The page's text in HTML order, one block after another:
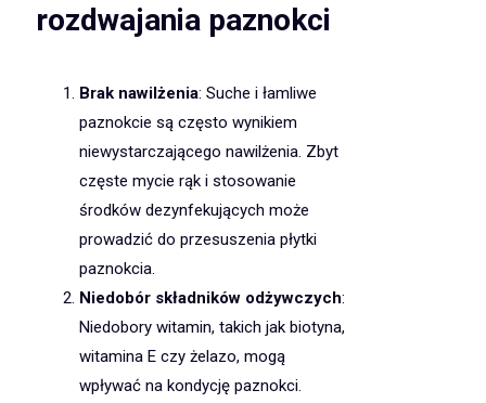
rozdwajania paznokci
Brak nawilżenia: Suche i łamliwe
paznokcie są często wynikiem
niewystarczającego nawilżenia. Zbyt
częste mycie rąk i stosowanie
środków dezynfekujących może
prowadzić do przesuszenia płytki
paznokcia.
Niedobór składników odżywczych:
Niedobory witamin, takich jak biotyna,
witamina E czy żelazo, mogą
wpływać na kondycję paznokci.